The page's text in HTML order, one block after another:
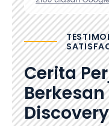
Cerita
Discovery